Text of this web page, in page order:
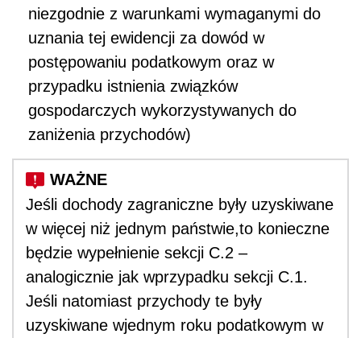
niezgodnie z warunkami wymaganymi do
uznania tej ewidencji za dowód w
postępowaniu podatkowym oraz w
przypadku istnienia związków
gospodarczych wykorzystywanych do
zaniżenia przychodów)
Jeśli dochody zagraniczne były uzyskiwane
w więcej niż jednym państwie,to konieczne
będzie wypełnienie sekcji C.2 –
analogicznie jak wprzypadku sekcji C.1.
Jeśli natomiast przychody te były
uzyskiwane wjednym roku podatkowym w